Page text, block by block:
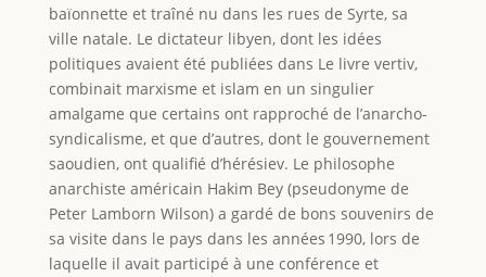
baïonnette et traîné nu dans les rues de Syrte, sa
ville natale. Le dictateur libyen, dont les idées
politiques avaient été publiées dans Le livre vertiv,
combinait marxisme et islam en un singulier
amalgame que certains ont rapproché de l’anarcho-
syndicalisme, et que d’autres, dont le gouvernement
saoudien, ont qualifié d’hérésiev. Le philosophe
anarchiste américain Hakim Bey (pseudonyme de
Peter Lamborn Wilson) a gardé de bons souvenirs de
sa visite dans le pays dans les années 1990, lors de
laquelle il avait participé à une conférence et